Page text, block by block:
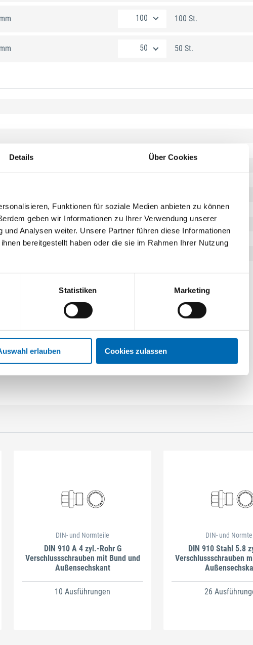
Details Über Cookies
Funktionen für soziale Medien anbieten zu können
geben wir Informationen zu Ihrer Verwendung unserer
Analysen weiter. Unsere Partner führen diese Informationen
bereitgestellt haben oder die sie im Rahmen Ihrer Nutzung
Statistiken Marketing
erlauben Cookies zulassen
100 St.
50 St.
DIN- und Normteile
DIN 910 A 4 zyl.-Rohr G
Verschlussschrauben mit Bund und
Außensechskant
10 Ausführungen
DIN- und
DIN 910 Stahl 5.8
Verschlussschrauben
26